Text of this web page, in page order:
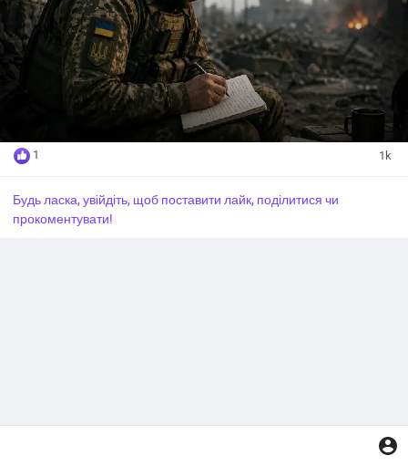
Слова сховались глибше, ніж окопи,
І рими в’януть, наче листя восени,
Бо серед гуркоту, і диму, і тривоги
Не чути вже поезії струни.
І тільки ніч, розтягнута, як вічність,
Стає єдиним слухачем думок,
Під важкістю залізних цих епох.
Та крізь руїни, попіл і тривоги
1 1k
Будь ласка, увійдіть, щоб поставити лайк, поділитися чи
прокоментувати!